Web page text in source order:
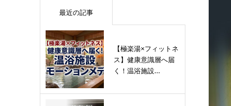
最近の記事
【極楽湯×フィットネ
ス】健康意識層へ届
く！温浴施設...